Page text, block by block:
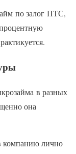
по залог ПТС,
в разных
она
компанию лично